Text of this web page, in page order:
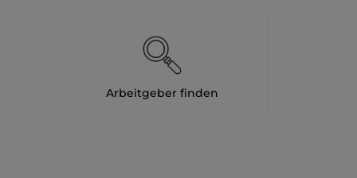
Arbeitgeber finden